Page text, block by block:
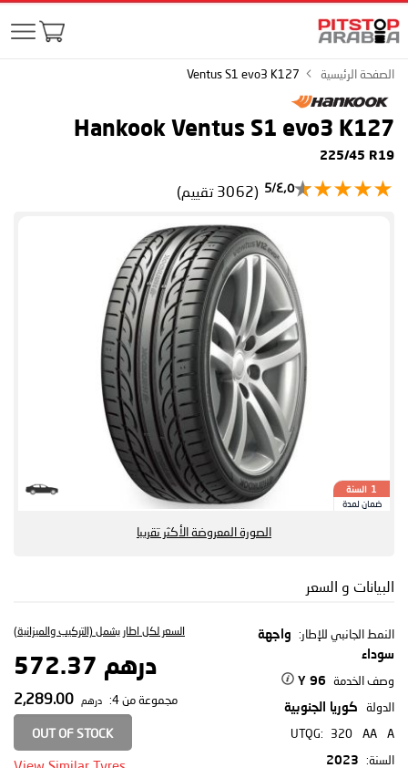
الصفحة الرئيسية Ventus S1 evo3 K127
Hankook Ventus S1 evo3 K127
225/45 R19
٤٫٥/5 (3062 تقييم)
1 السنة
ضمان لمدة
الصورة المعروضة الأكثر تقريبا
البيانات و السعر
النمط الجانبي للإطار:
واجهة
سوداء
وصف الخدمة 96 Y
الدولة كوريا الجنوبية
UTQG: 320 AA
A
السنة:
2023
السعر لكل اطار يشمل (التركيب والميزانية)
درهم 572.37
مجموعة من 4: درهم
OUT OF STOCK